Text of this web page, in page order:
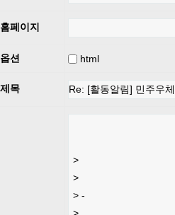
홈페이지
옵션 html
제목